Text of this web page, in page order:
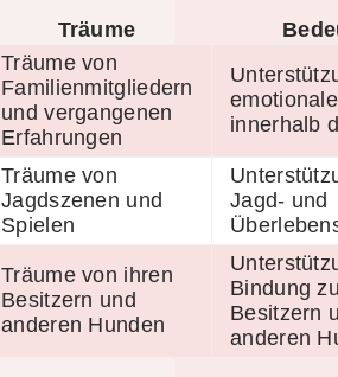
Träume
Träume von
Familienmitgliedern
und vergangenen
Erfahrungen
innerhalb
Träume von
Jagdszenen und
Spielen
Jagd- und
Träume von ihren
Besitzern und
anderen Hunden
Bindung
Besitzern
anderen